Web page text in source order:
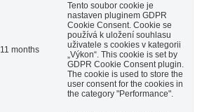
11 months
Tento soubor cookie je
nastaven pluginem GDPR
Cookie Consent. Cookie se
používá k uložení souhlasu
uživatele s cookies v kategorii
„Výkon“. This cookie is set by
GDPR Cookie Consent plugin.
The cookie is used to store the
user consent for the cookies in
the category "Performance".